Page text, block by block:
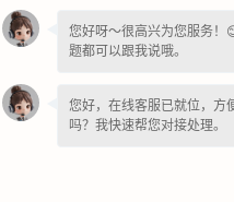
您好呀～很高兴为您服务！
题都可以跟我说哦。
您好，在线客服已就位，方
吗？我快速帮您对接处理。